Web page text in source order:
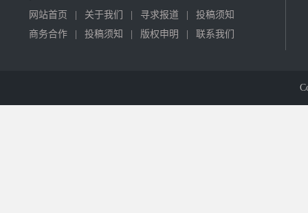
网站首页 | 关于我们 | 寻求报道 |
投稿须知
商务合作
| 投稿须知 | 版权申明 | 联系我们